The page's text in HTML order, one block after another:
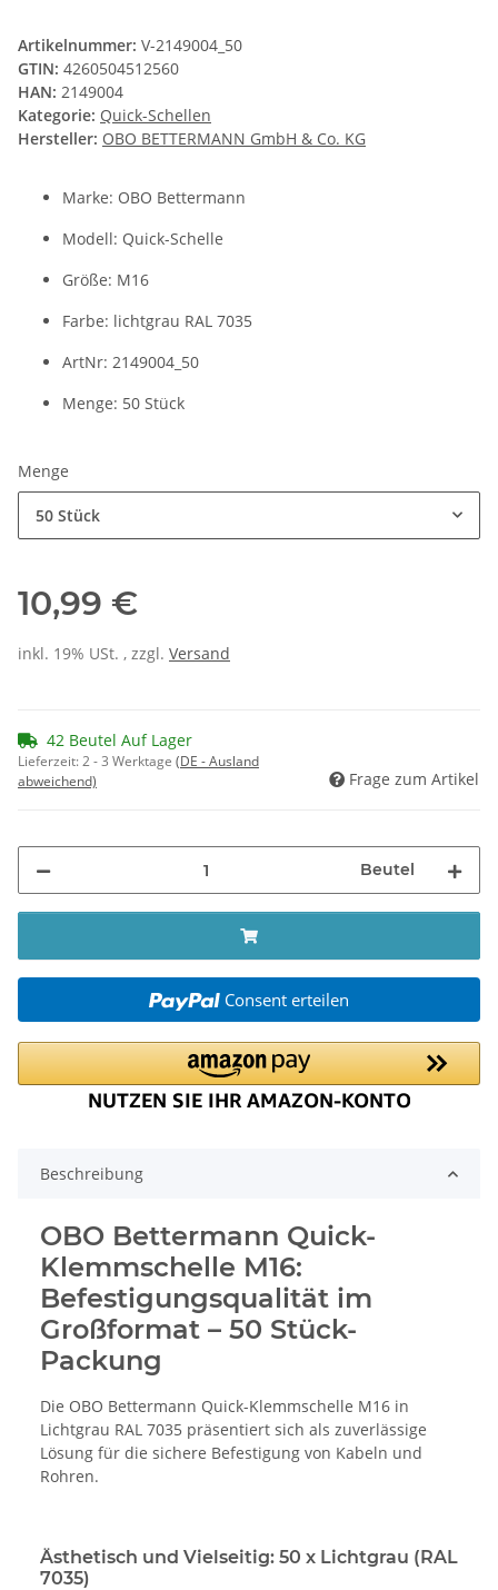
Artikelnummer: V-2149004_50
GTIN: 4260504512560
HAN: 2149004
Kategorie: Quick-Schellen
Hersteller: OBO BETTERMANN GmbH & Co. KG
Marke: OBO Bettermann
Modell: Quick-Schelle
Größe: M16
Farbe: lichtgrau RAL 7035
ArtNr: 2149004_50
Menge: 50 Stück
Menge
50 Stück
10,99 €
inkl. 19% USt. , zzgl. Versand
42 Beutel Auf Lager
Lieferzeit:2 - 3 Werktage (DE - Ausland
abweichend)
Frage zum Artikel
Beutel
Consent erteilen
Beschreibung
OBO Bettermann Quick-
Klemmschelle M16:
Befestigungsqualität im
Großformat – 50 Stück-
Packung
Die OBO Bettermann Quick-Klemmschelle M16 in
Lichtgrau RAL 7035 präsentiert sich als zuverlässige
Lösung für die sichere Befestigung von Kabeln und
Rohren.
Ästhetisch und Vielseitig: 50 x Lichtgrau (RAL
7035)